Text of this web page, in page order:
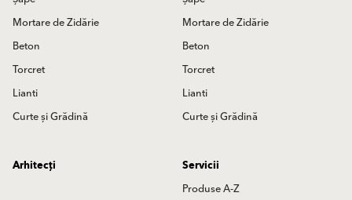
Mortare de Zidărie
Beton
Torcret
Lianti
Curte și Grădină
Mortare de Zidărie
Beton
Torcret
Lianti
Curte și Grădină
Arhitecți
Servicii
Produse A-Z